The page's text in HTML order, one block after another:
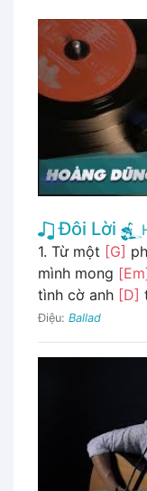
Đôi Lời
1. Từ một [G]
mình mong
tình cờ anh [D]
Điệu: Ballad